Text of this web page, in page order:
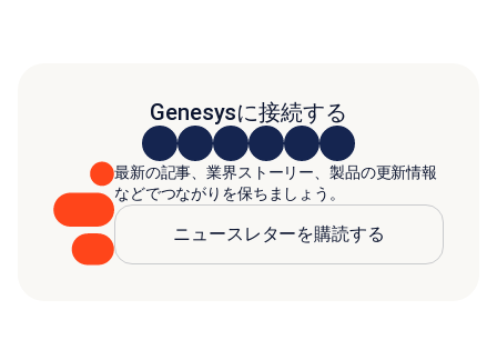
Genesysに接続する
最新の記事、業界ストーリー、製品の更新情報
などでつながりを保ちましょう。
ニュースレターを購読する